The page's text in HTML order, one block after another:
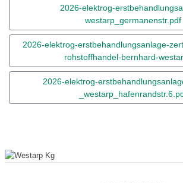
2026-elektrog-
westarp_germanenstr.pdf
2026-elektrog-erstbehandlungsanlage-
rohstoffhandel-bernhard-
2026-elektrog-